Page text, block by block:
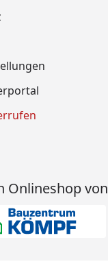
Onlineshop von